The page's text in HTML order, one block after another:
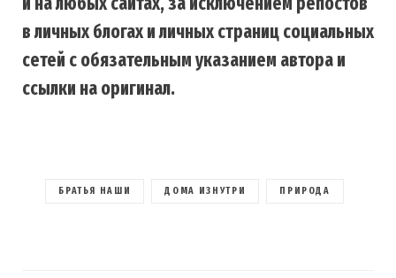
в личных блогах и личных страниц социальных
сетей с обязательным указанием автора и
ссылки на оригинал.
БРАТЬЯ НАШИ ДОМА ИЗНУТРИ ПРИРОДА